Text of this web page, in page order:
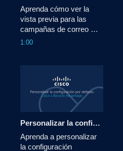
Aprenda cómo ver la
vista previa para las
campañas de correo
electrónico dentro de
1:00
Personalizar la configuración predeterminada - Cisco Lifecycle Advantage
Aprenda a personalizar
la configuración